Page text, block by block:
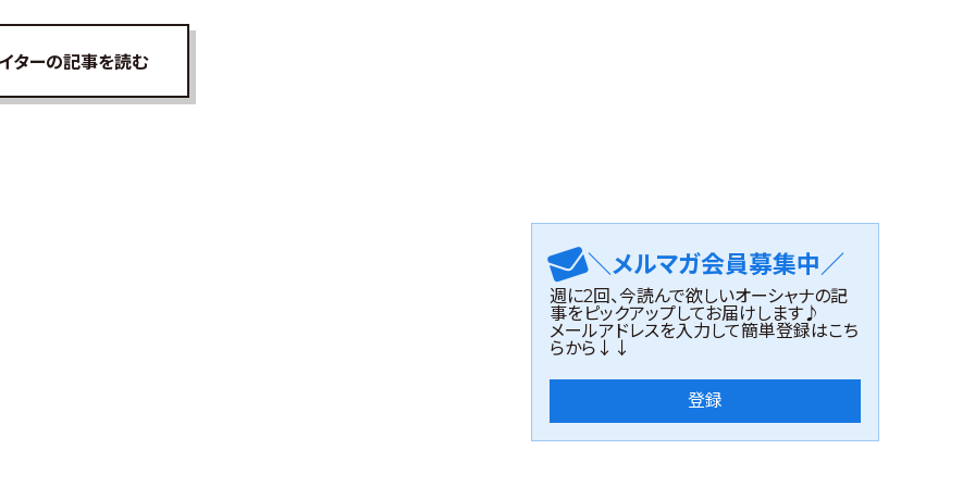
ターの記事を読む
＼メルマガ会員募集中／
週に2回、今読んで欲しいオーシャナの記
事をピックアップしてお届けします♪
メールアドレスを入力して簡単登録はこち
らから↓↓
登録